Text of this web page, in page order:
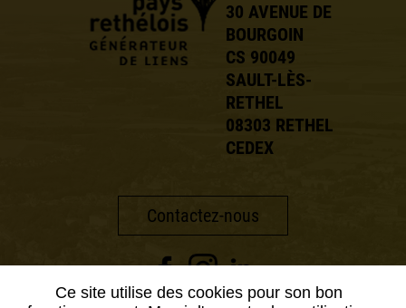
30 AVENUE DE
BOURGOIN
CS 90049
SAULT-LÈS-
RETHEL
08303 RETHEL
CEDEX
Contactez-nous
Ce site utilise des cookies pour son bon